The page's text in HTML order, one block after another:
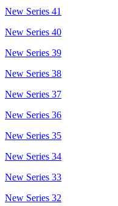
New Series 41
New Series 40
New Series 39
New Series 38
New Series 37
New Series 36
New Series 35
New Series 34
New Series 33
New Series 32